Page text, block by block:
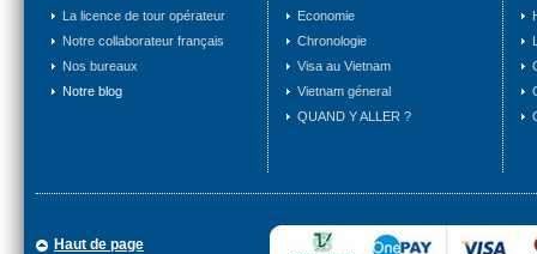
La licence de tour opérateur
Notre collaborateur français
Nos bureaux
Notre blog
Economie
Chronologie
Visa au Vietnam
Vietnam géneral
QUAND Y ALLER ?
Haut de page